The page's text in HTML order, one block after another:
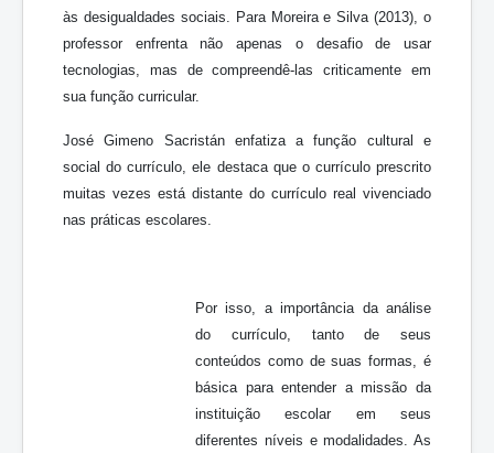
às desigualdades sociais. Para Moreira e Silva (2013), o
professor enfrenta não apenas o desafio de usar
tecnologias, mas de compreendê-las criticamente em
sua função curricular.
José Gimeno Sacristán enfatiza a função cultural e
social do currículo, ele destaca que o currículo prescrito
muitas vezes está distante do currículo real vivenciado
nas práticas escolares.
Por isso, a importância da análise
do currículo, tanto de seus
conteúdos como de suas formas, é
básica para entender a missão da
instituição escolar em seus
diferentes níveis e modalidades. As